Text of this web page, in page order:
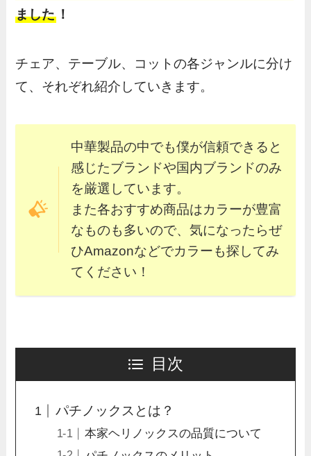
ました ！
チェア、テーブル、コットの各ジャンルに分け
て、それぞれ紹介していきます。
中華製品の中でも僕が信頼できると
感じたブランドや国内ブランドのみ
を厳選しています。
また各おすすめ商品はカラーが豊富
なものも多いので、気になったらぜ
ひAmazonなどでカラーも探してみ
てください！
目次
パチノックスとは？
本家ヘリノックスの品質について